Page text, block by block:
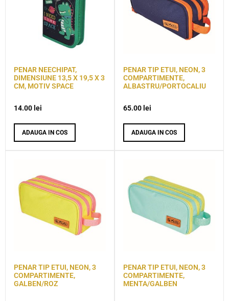
PENAR NEECHIPAT,
DIMENSIUNE 13,5 X 19,5 X 3
CM, MOTIV SPACE
14.00 lei
ADAUGA IN COS
PENAR TIP ETUI, NEON, 3
COMPARTIMENTE,
ALBASTRU/PORTOCALIU
65.00 lei
ADAUGA IN COS
PENAR TIP ETUI, NEON, 3
COMPARTIMENTE,
GALBEN/ROZ
PENAR TIP ETUI, NEON, 3
COMPARTIMENTE,
MENTA/GALBEN